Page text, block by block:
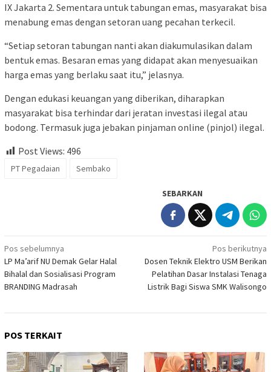
IX Jakarta 2. Sementara untuk tabungan emas, masyarakat bisa
menabung emas dengan setoran uang pecahan terkecil.
“Setiap setoran tabungan nanti akan diakumulasikan dalam
bentuk emas. Besaran emas yang didapat akan menyesuaikan
harga emas yang berlaku saat itu,” jelasnya.
Dengan edukasi keuangan yang diberikan, diharapkan
masyarakat bisa terhindar dari jeratan investasi ilegal atau
bodong. Termasuk juga jebakan pinjaman online (pinjol) ilegal.
Post Views: 496
PT Pegadaian Sembako
SEBARKAN
Navigasi
pos
Pos sebelumnya
LP Ma’arif NU Demak Gelar Halal
Bihalal dan Sosialisasi Program
BRANDING Madrasah
Pos berikutnya
Dosen Teknik Elektro USM Berikan
Pelatihan Dasar Instalasi Tenaga
Listrik Bagi Siswa SMK Walisongo
POS TERKAIT